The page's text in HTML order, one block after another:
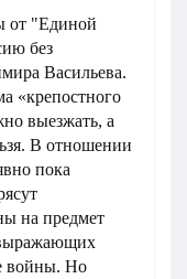
от "Единой
без
Васильева.
«крепостного
выезжать, а
В отношении
пока
на предмет
войны. Но